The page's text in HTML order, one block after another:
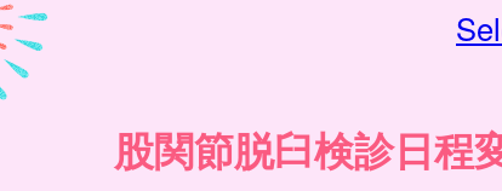
股関節脱臼検診日程